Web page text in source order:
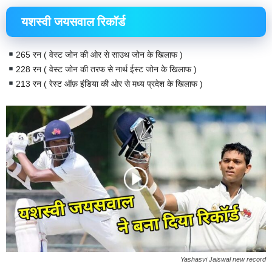
यशस्वी जयसवाल रिकॉर्ड
265 रन ( वेस्ट जोन की ओर से साउथ जोन के खिलाफ )
228 रन ( वेस्ट जोन की तरफ से नार्थ ईस्ट जोन के खिलाफ )
213 रन ( रेस्ट ऑफ़ इंडिया की ओर से मध्य प्रदेश के खिलाफ )
Yashasvi Jaiswal new record